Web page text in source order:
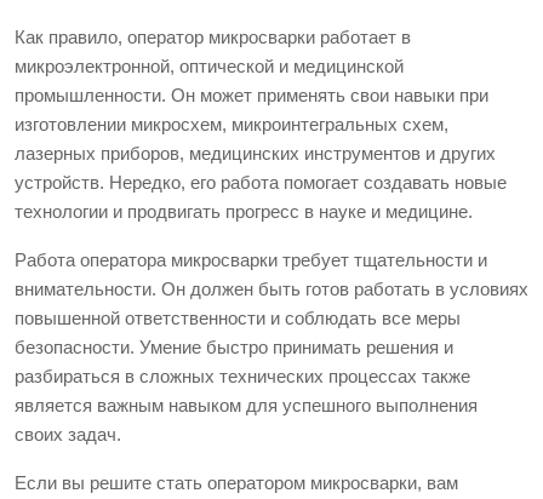
Как правило, оператор микросварки работает в
микроэлектронной, оптической и медицинской
промышленности. Он может применять свои навыки при
изготовлении микросхем, микроинтегральных схем,
лазерных приборов, медицинских инструментов и других
устройств. Нередко, его работа помогает создавать новые
технологии и продвигать прогресс в науке и медицине.
Работа оператора микросварки требует тщательности и
внимательности. Он должен быть готов работать в условиях
повышенной ответственности и соблюдать все меры
безопасности. Умение быстро принимать решения и
разбираться в сложных технических процессах также
является важным навыком для успешного выполнения
своих задач.
Если вы решите стать оператором микросварки, вам